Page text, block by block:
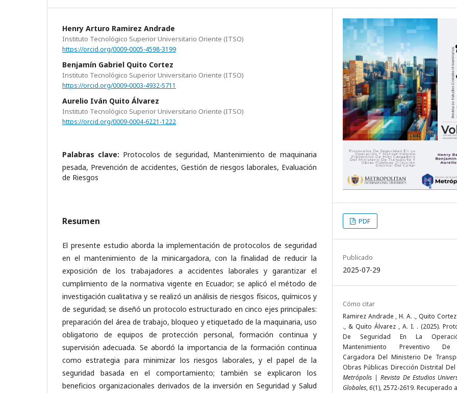
Henry Arturo Ramirez Andrade
Instituto Tecnológico Superior Universitario Oriente (ITSO)
https://orcid.org/0009-0005-4598-3199
Benjamín Gabriel Quito Cortez
Instituto Tecnológico Superior Universitario Oriente (ITSO)
https://orcid.org/0009-0003-4932-5711
Aurelio Iván Quito Álvarez
Instituto Tecnológico Superior Universitario Oriente (ITSO)
https://orcid.org/0009-0004-6221-1222
Palabras clave: Protocolos de seguridad, Mantenimiento de maquinaria
pesada, Prevención de accidentes, Gestión de riesgos laborales, Evaluación
de Riesgos
Resumen
El presente estudio aborda la implementación de protocolos de seguridad
en el mantenimiento de la minicargadora, con la finalidad de reducir la
exposición de los trabajadores a accidentes laborales y garantizar el
cumplimiento de la normativa vigente en Ecuador; se aplicó el método de
investigación cualitativa y se realizó un análisis de riesgos físicos, químicos y
de seguridad; se diseñó un protocolo estructurado en cinco ejes principales:
preparación del área de trabajo, bloqueo y etiquetado de la maquinaria, uso
obligatorio de equipos de protección personal, formación continua y
supervisión adecuada. Se abordó la importancia de la formación continua
como estrategia para minimizar los riesgos laborales, y el papel de la
seguridad basada en el comportamiento; también se explicaron los
beneficios organizacionales derivados de la inversión en Seguridad y Salud
PDF
Publicado
2025-07-29
Cómo citar
Ramirez Andrade , H. A. ., Quito Cortez
., & Quito Álvarez , A. I. . (2025).
De Seguridad En La
Mantenimiento Preventivo
Cargadora Del Ministerio De
Obras Públicas Dirección Distrital Del
Metrópolis | Revista De Estudios
Globales,6(1), 2572-2619. Recuperado